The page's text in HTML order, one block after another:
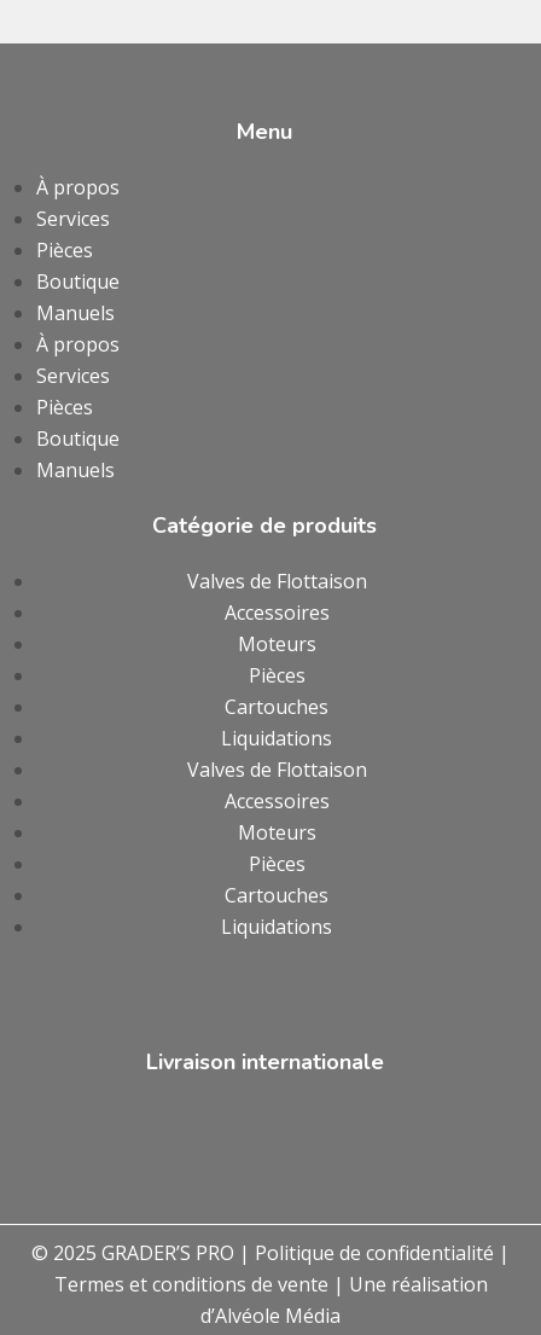
Menu
À propos
Services
Pièces
Boutique
Manuels
À propos
Services
Pièces
Boutique
Manuels
Catégorie de produits
Valves de Flottaison
Accessoires
Moteurs
Pièces
Cartouches
Liquidations
Valves de Flottaison
Accessoires
Moteurs
Pièces
Cartouches
Liquidations
Livraison internationale
© 2025 GRADER’S PRO | Politique de confidentialité |
Termes et conditions de vente | Une réalisation
d’Alvéole Média